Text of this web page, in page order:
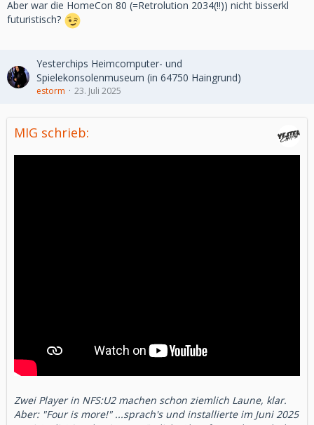
Aber war die HomeCon 80 (=Retrolution 2034(!!)) nicht bisserkl
futuristisch?
Yesterchips Heimcomputer- und
Spielekonsolenmuseum (in 64750 Haingrund)
estorm 23. Juli 2025
MIG schrieb:
Zwei Player in NFS:U2 machen schon ziemlich Laune, klar.
Aber: "Four is more!" ...sprach's und installierte im Juni 2025